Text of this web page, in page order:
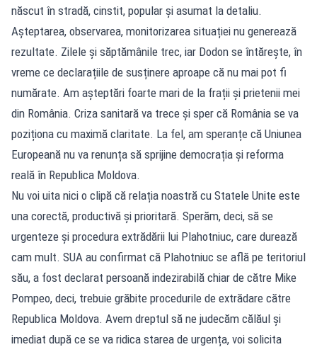
născut în stradă, cinstit, popular și asumat la detaliu.
Așteptarea, observarea, monitorizarea situației nu generează
rezultate. Zilele și săptămânile trec, iar Dodon se întărește, în
vreme ce declarațiile de susținere aproape că nu mai pot fi
numărate. Am așteptări foarte mari de la frații și prietenii mei
din România. Criza sanitară va trece și sper că România se va
poziționa cu maximă claritate. La fel, am speranțe că Uniunea
Europeană nu va renunța să sprijine democrația și reforma
reală în Republica Moldova.
Nu voi uita nici o clipă că relația noastră cu Statele Unite este
una corectă, productivă și prioritară. Sperăm, deci, să se
urgenteze și procedura extrădării lui Plahotniuc, care durează
cam mult. SUA au confirmat că Plahotniuc se află pe teritoriul
său, a fost declarat persoană indezirabilă chiar de către Mike
Pompeo, deci, trebuie grăbite procedurile de extrădare către
Republica Moldova. Avem dreptul să ne judecăm călăul și
imediat după ce se va ridica starea de urgența, voi solicita